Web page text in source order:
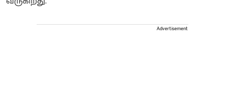
Advertisement